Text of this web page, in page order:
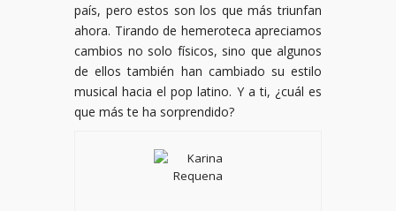
país, pero estos son los que más triunfan
ahora. Tirando de hemeroteca apreciamos
cambios no solo físicos, sino que algunos
de ellos también han cambiado su estilo
musical hacia el pop latino. Y a ti, ¿cuál es
que más te ha sorprendido?